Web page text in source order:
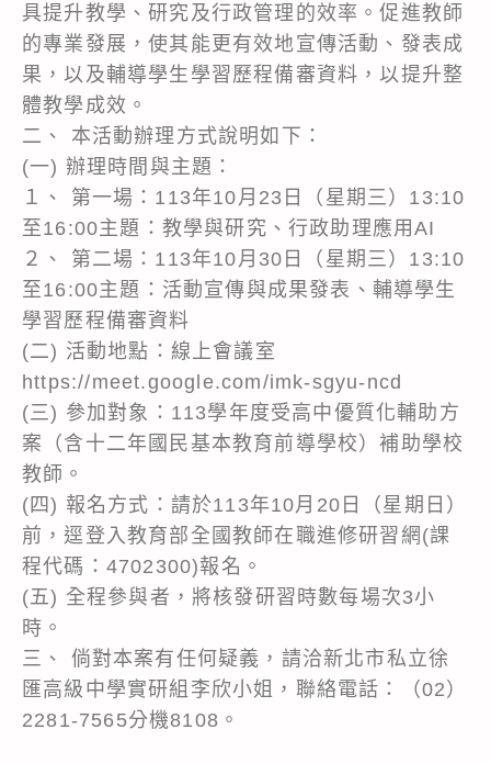
具提升教學、研究及行政管理的效率。促進教師
的專業發展，使其能更有效地宣傳活動、發表成
果，以及輔導學生學習歷程備審資料，以提升整
體教學成效。
二、 本活動辦理方式說明如下：
(一) 辦理時間與主題：
１、 第一場：113年10月23日（星期三）13:10
至16:00主題：教學與研究、行政助理應用AI
２、 第二場：113年10月30日（星期三）13:10
至16:00主題：活動宣傳與成果發表、輔導學生
學習歷程備審資料
(二) 活動地點：線上會議室
https://meet.google.com/imk-sgyu-ncd
(三) 參加對象：113學年度受高中優質化輔助方
案（含十二年國民基本教育前導學校）補助學校
教師。
(四) 報名方式：請於113年10月20日（星期日）
前，逕登入教育部全國教師在職進修研習網(課
程代碼：4702300)報名。
(五) 全程參與者，將核發研習時數每場次3小
時。
三、 倘對本案有任何疑義，請洽新北市私立徐
匯高級中學實研組李欣小姐，聯絡電話：（02）
2281-7565分機8108。